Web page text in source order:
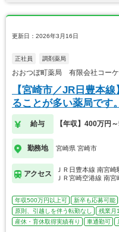
更新日：2026年3月16日
正社員 調剤薬局
おおつぼ町薬局 有限会社コーケ
【宮崎市／JR日豊本
ることが多い薬局です。
給与 【年収】400万円
勤務地 宮崎県 宮崎市
アクセス
ＪＲ日豊本線 南宮崎
ＪＲ宮崎空港線 南
年収500万円以上可 新卒も応募可能
原則、引越しを伴う転勤なし
残業月
産休・育休取得実績有り
車通勤可